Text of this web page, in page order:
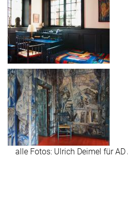
alle Fotos: Ulrich Deimel für